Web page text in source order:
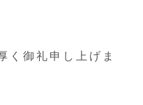
く御礼申し上げま